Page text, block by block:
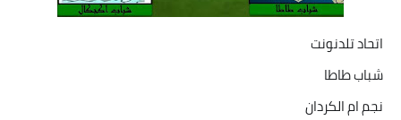
اتحاد تلدنونت
شباب طاطا
نجم ام الكردان